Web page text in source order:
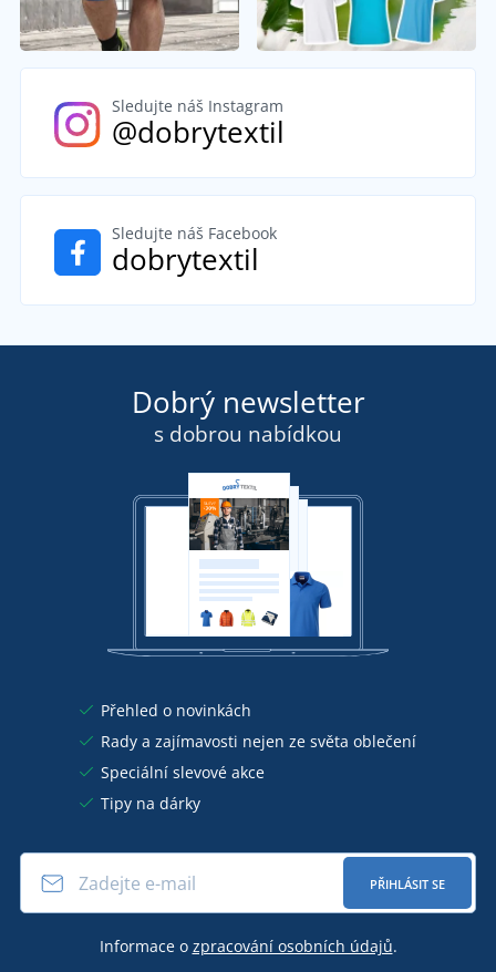
Sledujte náš Instagram
@dobrytextil
Sledujte náš Facebook
dobrytextil
Dobrý newsletter
s dobrou nabídkou
Přehled o novinkách
Rady a zajímavosti nejen ze světa oblečení
Speciální slevové akce
Tipy na dárky
PŘIHLÁSIT SE
Informace o zpracování osobních údajů.